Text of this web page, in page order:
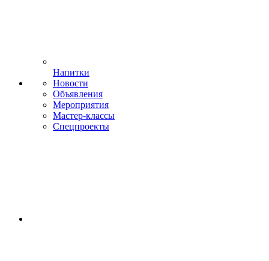
Напитки
Новости
Объявления
Мероприятия
Мастер-классы
Спецпроекты